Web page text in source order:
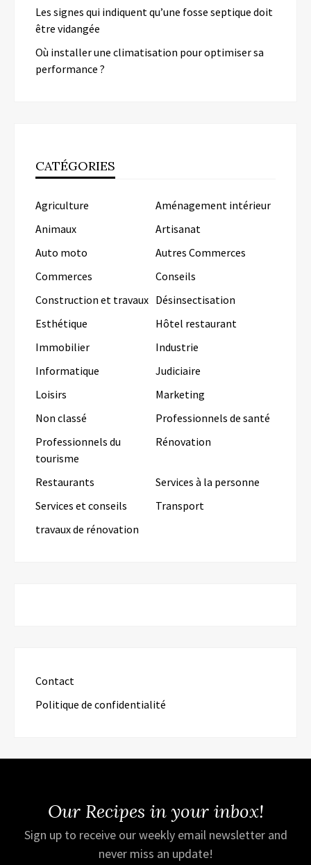
Les signes qui indiquent qu’une fosse septique doit
être vidangée
Où installer une climatisation pour optimiser sa
performance ?
CATÉGORIES
Agriculture
Aménagement intérieur
Animaux
Artisanat
Auto moto
Autres Commerces
Commerces
Conseils
Construction et travaux Désinsectisation
Esthétique
Hôtel restaurant
Immobilier
Industrie
Informatique
Judiciaire
Loisirs
Marketing
Non classé
Professionnels de santé
Professionnels du
tourisme
Rénovation
Restaurants
Services à la personne
Services et conseils
Transport
travaux de rénovation
Contact
Politique de confidentialité
Our Recipes in your inbox!
Sign up to receive our weekly email newsletter and
never miss an update!